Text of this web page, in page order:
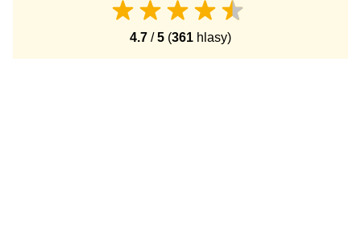
4.7 /5 (361 hlasy)